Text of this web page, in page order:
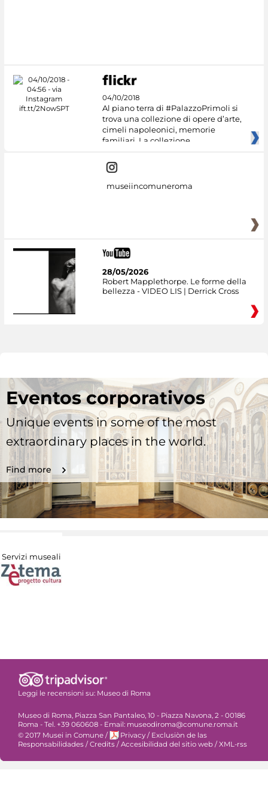
04/10/2018
Al piano terra di #PalazzoPrimoli si
trova una collezione di opere d’arte,
cimeli napoleonici, memorie
familiari. La collezione
museiincomuneroma
28/05/2026
Robert Mapplethorpe. Le forme della
bellezza - VIDEO LIS | Derrick Cross
Eventos corporativos
Unique events in some of the most
extraordinary places in the world.
Find more
Servizi museali
Leggi le recensioni su: Museo di Roma
Museo di Roma, Piazza San Pantaleo, 10 - Piazza Navona, 2 - 00186
Roma - Tel. +39 060608 - Email: museodiroma@comune.roma.it
© 2017 Musei in Comune / Privacy / Exclusiòn de las
Responsabilidades /Credits /Accesibilidad del sitio web /XML-rss